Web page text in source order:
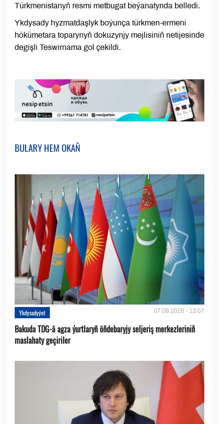
Türkmenistanyň resmi metbugat beýanatynda belledi.
Ykdysady hyzmatdaşlyk boýunça türkmen-ermeni
hökümetara toparynyň dokuzynjy mejlisiniň netijesinde
degişli Teswirnama gol çekildi.
BULARY HEM OKAŇ
Ykdysadyýet 07.08.2026 - 13:07
Bakuda TDG-ä agza ýurtlaryň öňdebaryjy seljeriş merkezleriniň
maslahaty geçiriler